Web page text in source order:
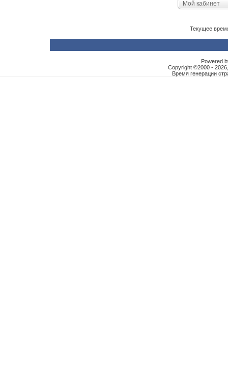
Мой кабинет
Текущее
Powered
Copyright ©2000 -
Время генерации